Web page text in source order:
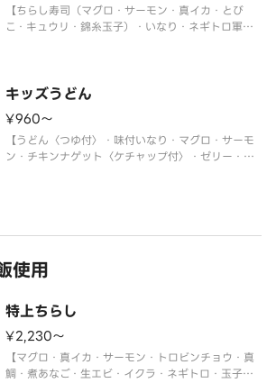
【ちらし寿司（マグロ・サーモン・真イカ・とび
こ・キュウリ・錦糸玉子）・いなり・ネギトロ軍
※使い捨て容器でお届けします。
キッズうどん
¥960〜
【うどん〈つゆ付〉・味付いなり・マグロ・サーモ
ン・チキンナゲット〈ケチャップ付〉・ゼリー・ジ
使用
特上ちらし
¥2,230〜
【マグロ・真イカ・サーモン・トロビンチョウ・真
鯛・煮あなご・生エビ・イクラ・ネギトロ・玉子・